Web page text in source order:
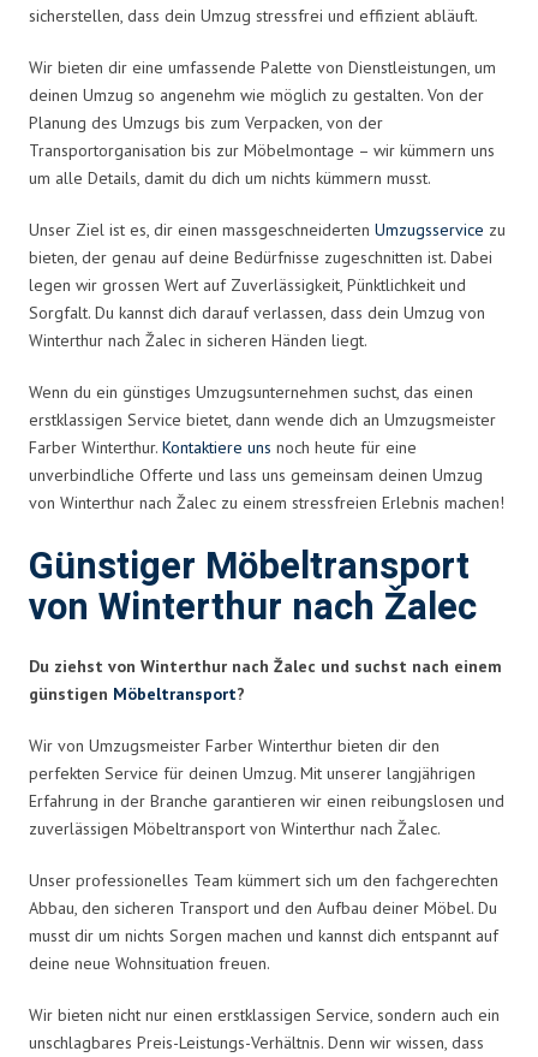
sicherstellen, dass dein Umzug stressfrei und effizient abläuft.
Wir bieten dir eine umfassende Palette von Dienstleistungen, um
deinen Umzug so angenehm wie möglich zu gestalten. Von der
Planung des Umzugs bis zum Verpacken, von der
Transportorganisation bis zur Möbelmontage – wir kümmern uns
um alle Details, damit du dich um nichts kümmern musst.
Unser Ziel ist es, dir einen massgeschneiderten Umzugsservice zu
bieten, der genau auf deine Bedürfnisse zugeschnitten ist. Dabei
legen wir grossen Wert auf Zuverlässigkeit, Pünktlichkeit und
Sorgfalt. Du kannst dich darauf verlassen, dass dein Umzug von
Winterthur nach Žalec in sicheren Händen liegt.
Wenn du ein günstiges Umzugsunternehmen suchst, das einen
erstklassigen Service bietet, dann wende dich an Umzugsmeister
Farber Winterthur. Kontaktiere uns noch heute für eine
unverbindliche Offerte und lass uns gemeinsam deinen Umzug
von Winterthur nach Žalec zu einem stressfreien Erlebnis machen!
Günstiger Möbeltransport
von Winterthur nach Žalec
Du ziehst von Winterthur nach Žalec und suchst nach einem
günstigen Möbeltransport?
Wir von Umzugsmeister Farber Winterthur bieten dir den
perfekten Service für deinen Umzug. Mit unserer langjährigen
Erfahrung in der Branche garantieren wir einen reibungslosen und
zuverlässigen Möbeltransport von Winterthur nach Žalec.
Unser professionelles Team kümmert sich um den fachgerechten
Abbau, den sicheren Transport und den Aufbau deiner Möbel. Du
musst dir um nichts Sorgen machen und kannst dich entspannt auf
deine neue Wohnsituation freuen.
Wir bieten nicht nur einen erstklassigen Service, sondern auch ein
unschlagbares Preis-Leistungs-Verhältnis. Denn wir wissen, dass